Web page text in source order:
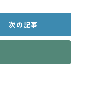
次の記事